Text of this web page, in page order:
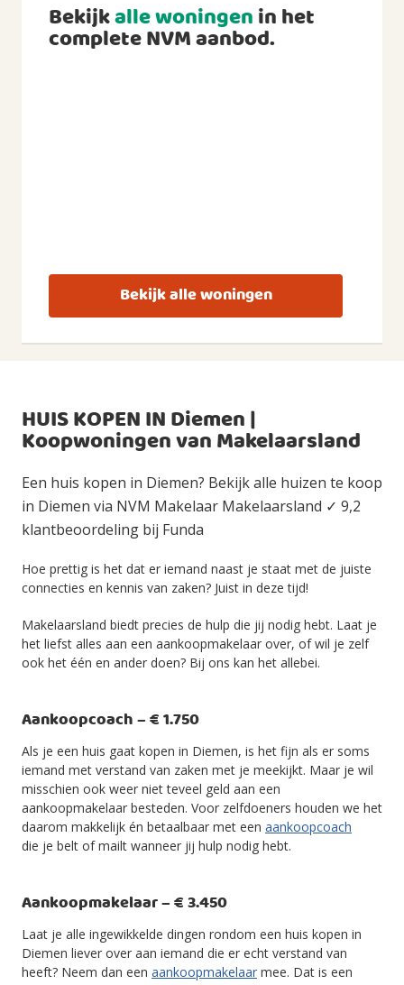
Bekijkalle woningenin het
complete NVM aanbod.
Bekijk alle woningen
HUIS KOPEN IN Diemen |
Koopwoningen van Makelaarsland
Een huis kopen in Diemen? Bekijk alle huizen te koop
in Diemen via NVM Makelaar Makelaarsland ✓ 9,2
klantbeoordeling bij Funda
Hoe prettig is het dat er iemand naast je staat met de juiste
connecties en kennis van zaken? Juist in deze tijd!
Makelaarsland biedt precies de hulp die jij nodig hebt. Laat je
het liefst alles aan een aankoopmakelaar over, of wil je zelf
ook het één en ander doen? Bij ons kan het allebei.
Aankoopcoach – € 1.750
Als je een huis gaat kopen in Diemen, is het fijn als er soms
iemand met verstand van zaken met je meekijkt. Maar je wil
misschien ook weer niet teveel geld aan een
aankoopmakelaar besteden. Voor zelfdoeners houden we het
daarom makkelijk én betaalbaar met een aankoopcoach
die je belt of mailt wanneer jij hulp nodig hebt.
Aankoopmakelaar – € 3.450
Laat je alle ingewikkelde dingen rondom een huis kopen in
Diemen liever over aan iemand die er echt verstand van
heeft? Neem dan een aankoopmakelaar mee. Dat is een